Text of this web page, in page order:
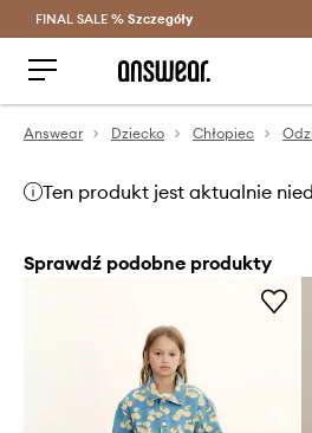
Oszczędzaj z Answear
FINAL SALE % Szczegóły
Answear Dziecko Chłopiec
Ten produkt jest aktualnie
Sprawdź podobne produkty